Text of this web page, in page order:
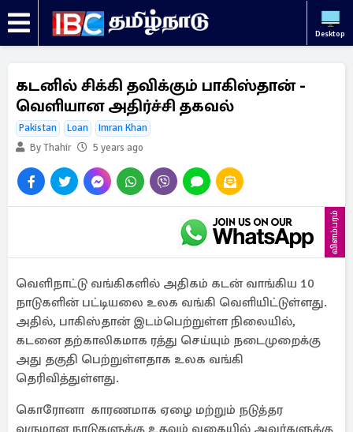
Desktop
கடனில் சிக்கி தவிக்கும் பாகிஸ்தான் -
வெளியான அதிர்ச்சி தகவல்
Pakistan Loan
Imran Khan
By Thahir
5 years ago
விளம்பரம்
வெளிநாட்டு வங்கிகளில் அதிகம் கடன் வாங்கிய 10
நாடுகளின் பட்டியலை உலக வங்கி வெளியிட்டுள்ளது.
அதில், பாகிஸ்தான் இடம்பெற்றுள்ள நிலையில்,
கடனை தற்காலிகமாக ரத்து செய்யும் நடைமுறைக்கு
அது தகுதி பெற்றுள்ளதாக உலக வங்கி
தெரிவித்துள்ளது.
கொரோனா காரணமாக ஏழை மற்றும் நடுத்தர
வருமான நாடுகளுக்கு உதவும் வகையில் அவர்களுக்கு